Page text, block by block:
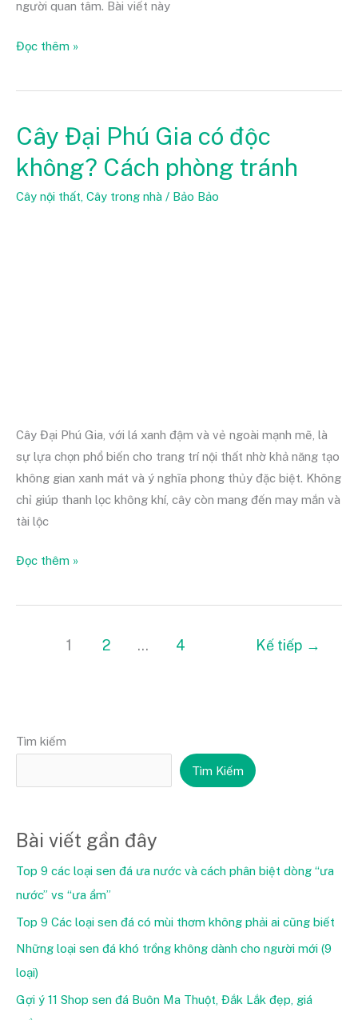
người quan tâm. Bài viết này
Đọc thêm »
Cây Đại Phú Gia có độc
không? Cách phòng tránh
Cây nội thất, Cây trong nhà / Bảo Bảo
Cây Đại Phú Gia, với lá xanh đậm và vẻ ngoài mạnh mẽ, là
sự lựa chọn phổ biến cho trang trí nội thất nhờ khả năng tạo
không gian xanh mát và ý nghĩa phong thủy đặc biệt. Không
chỉ giúp thanh lọc không khí, cây còn mang đến may mắn và
tài lộc
Cây
Phú
Gia
Đọc thêm »
1 2 … 4 Kế tiếp →
Tìm kiếm
Tìm Kiếm
Bài viết gần đây
Top 9 các loại sen đá ưa nước và cách phân biệt dòng “ưa
nước” vs “ưa ẩm”
Top 9 Các loại sen đá có mùi thơm không phải ai cũng biết
Những loại sen đá khó trồng không dành cho người mới (9
loại)
Gợi ý 11 Shop sen đá Buôn Ma Thuột, Đắk Lắk đẹp, giá